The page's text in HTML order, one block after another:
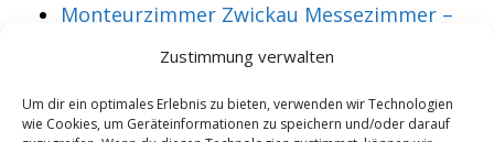
Zustimmung verwalten
Um dir ein optimales Erlebnis zu bieten, verwenden wir Technologien
wie Cookies, um Geräteinformationen zu speichern und/oder darauf
Monteurzimmer Zwickau Messezimmer –
Über 36 treue Montagearbeiter.
VORHERIGER ARTIKEL NÄCHSTER ARTIKEL